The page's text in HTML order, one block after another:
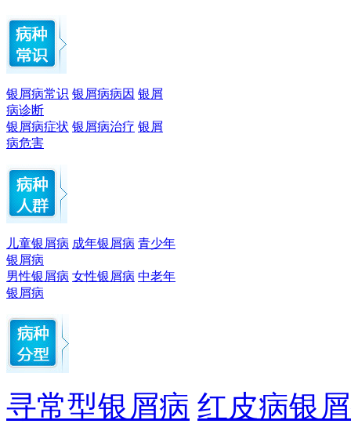
银屑病常识 银屑病病因 银屑
病诊断
银屑病症状 银屑病治疗 银屑
病危害
儿童银屑病 成年银屑病 青少年
银屑病
男性银屑病 女性银屑病 中老年
银屑病
寻常型银屑病 红皮病银